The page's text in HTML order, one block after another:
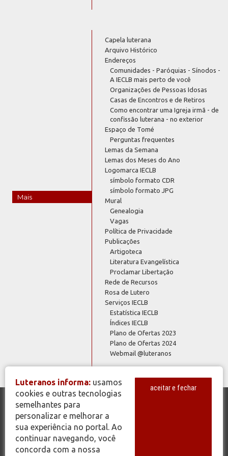
Mais
Capela luterana
Arquivo Histórico
Endereços
Comunidades - Paróquias - Sínodos -
A IECLB mais perto de você
Organizações de Pessoas Idosas
Casas de Encontros e de Retiros
Como encontrar uma Igreja irmã - de
confissão luterana - no exterior
Espaço de Tomé
Perguntas frequentes
Lemas da Semana
Lemas dos Meses do Ano
Logomarca IECLB
símbolo formato CDR
símbolo formato JPG
Mural
Genealogia
Vagas
Política de Privacidade
Publicações
Artigoteca
Literatura Evangelística
Proclamar Libertação
Rede de Recursos
Rosa de Lutero
Serviços IECLB
Estatística IECLB
Índices IECLB
Plano de Ofertas 2023
Plano de Ofertas 2024
Webmail @luteranos
© Copyright 2026 - Todos os Direitos Reservados - IECLB - Igreja
Evangélica de Confissão Luterana no Brasil - Portal Luteranos -
www.luteranos.com.br
Luteranos informa: usamos
cookies e outras tecnologias
semelhantes para
personalizar e melhorar a
sua experiência no portal. Ao
continuar navegando, você
concorda com a nossa
aceitar e fechar